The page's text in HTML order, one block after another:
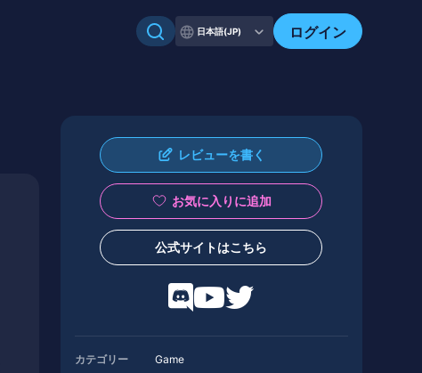
日本語(JP) ログイン
レビューを書く
お気に入りに追加
公式サイトはこちら
カテゴリー Game